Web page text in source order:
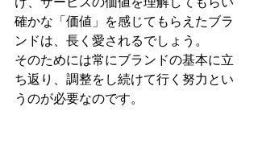
確かな「価値」を感じてもらえたブラ
ンドは、長く愛されるでしょう。
そのためには常にブランドの基本に立
ち返り、調整をし続けて行く努力とい
うのが必要なのです。